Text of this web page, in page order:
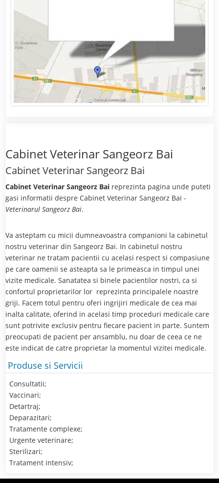
Cabinet Veterinar Sangeorz Bai
Cabinet Veterinar Sangeorz Bai
Cabinet Veterinar Sangeorz Bai reprezinta pagina unde puteti
gasi informatii despre Cabinet Veterinar Sangeorz Bai -
Veterinarul Sangeorz Bai.
Va asteptam cu micii dumneavoastra companioni la cabinetul
nostru veterinar din Sangeorz Bai. In cabinetul nostru
veterinar ne tratam pacientii cu acelasi respect si compasiune
pe care oamenii se asteapta sa le primeasca in timpul unei
vizite medicale. Sanatatea si binele pacientilor nostri, ca si
confortul proprietarilor lor reprezinta principalele noastre
griji. Facem totul pentru oferi ingrijiri medicale de cea mai
inalta calitate, oferind in acelasi timp proceduri medicale care
sunt potrivite exclusiv pentru fiecare pacient in parte. Suntem
preocupati de pacient per ansamblu, nu doar de ceea ce ne
este indicat de catre proprietar la momentul vizitei medicale.
Produse si Servicii
Consultatii;
Vaccinari;
Detartraj;
Deparazitari;
Tratamente complexe;
Urgente veterinare;
Sterilizari;
Tratament intensiv;